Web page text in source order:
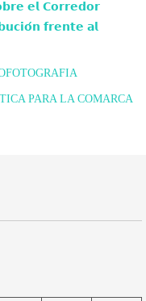
𝗲𝗹 𝗖𝗼𝗿𝗿𝗲𝗱𝗼𝗿
𝗳𝗿𝗲𝗻𝘁𝗲 𝗮𝗹
PARA LA COMARCA